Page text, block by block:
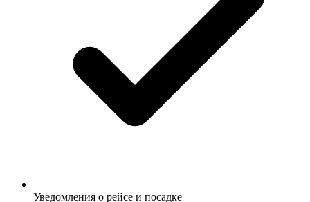
Уведомления о рейсе и посадке